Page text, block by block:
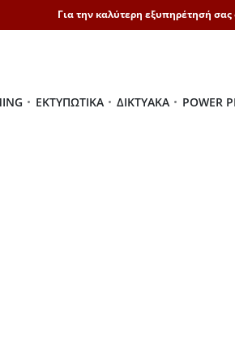
Για την καλύτερη εξυπηρέτησή
ΕΚΤΥΠΩΤΙΚΆ ΔΙΚΤΥΑΚΆ POWER